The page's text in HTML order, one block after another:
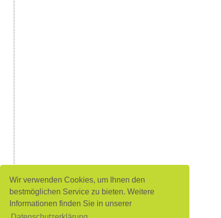
Wir verwenden Cookies, um Ihnen den
bestmöglichen Service zu bieten. Weitere
Informationen finden Sie in unserer